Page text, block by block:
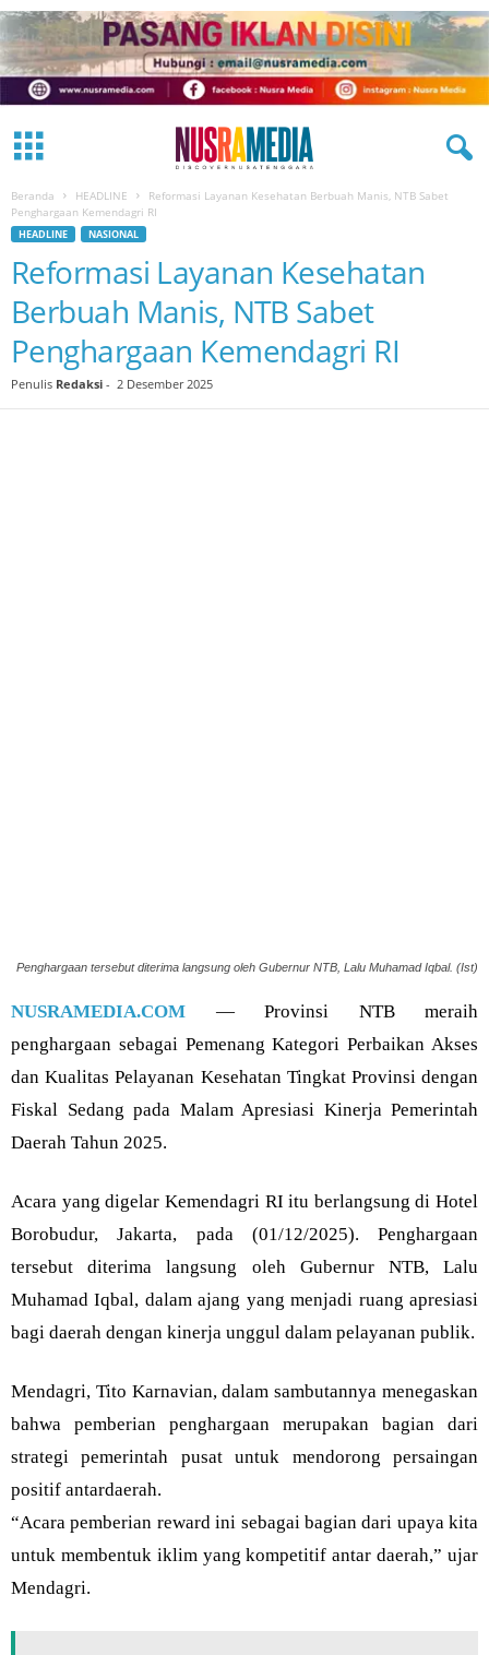
Beranda HEADLINE
Reformasi Layanan Kesehatan Berbuah Manis, NTB Sabet
Penghargaan Kemendagri RI
HEADLINE NASIONAL
Reformasi Layanan Kesehatan
Berbuah Manis, NTB Sabet
Penghargaan Kemendagri RI
Penulis Redaksi - 2 Desember 2025
Penghargaan tersebut diterima langsung oleh Gubernur NTB, Lalu Muhamad Iqbal. (Ist)
NUSRAMEDIA.COM — Provinsi NTB meraih
penghargaan sebagai Pemenang Kategori Perbaikan Akses
dan Kualitas Pelayanan Kesehatan Tingkat Provinsi dengan
Fiskal Sedang pada Malam Apresiasi Kinerja Pemerintah
Daerah Tahun 2025.
Acara yang digelar Kemendagri RI itu berlangsung di Hotel
Borobudur, Jakarta, pada (01/12/2025). Penghargaan
tersebut diterima langsung oleh Gubernur NTB, Lalu
Muhamad Iqbal, dalam ajang yang menjadi ruang apresiasi
bagi daerah dengan kinerja unggul dalam pelayanan publik.
Mendagri, Tito Karnavian, dalam sambutannya menegaskan
bahwa pemberian penghargaan merupakan bagian dari
strategi pemerintah pusat untuk mendorong persaingan
positif antardaerah.
“Acara pemberian reward ini sebagai bagian dari upaya kita
untuk membentuk iklim yang kompetitif antar daerah,” ujar
Mendagri.